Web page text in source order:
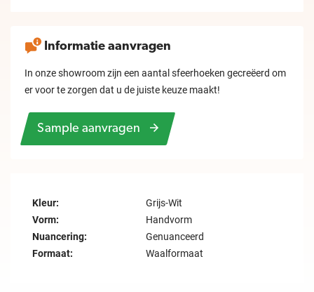
Informatie aanvragen
In onze showroom zijn een aantal sfeerhoeken gecreëerd om
er voor te zorgen dat u de juiste keuze maakt!
Sample aanvragen
Kleur:
Grijs-Wit
Vorm:
Handvorm
Nuancering:
Genuanceerd
Formaat:
Waalformaat